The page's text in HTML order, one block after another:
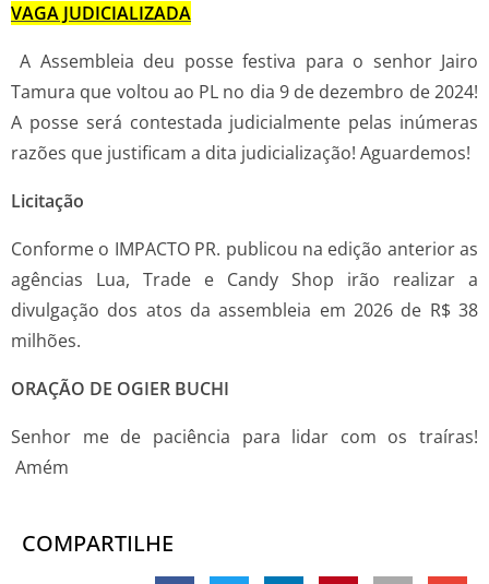
VAGA JUDICIALIZADA
A Assembleia deu posse festiva para o senhor Jairo
Tamura que voltou ao PL no dia 9 de dezembro de 2024!
A posse será contestada judicialmente pelas inúmeras
razões que justificam a dita judicialização! Aguardemos!
Licitação
Conforme o IMPACTO PR. publicou na edição anterior as
agências Lua, Trade e Candy Shop irão realizar a
divulgação dos atos da assembleia em 2026 de R$ 38
milhões.
ORAÇÃO DE OGIER BUCHI
Senhor me de paciência para lidar com os traíras!
Amém
COMPARTILHE